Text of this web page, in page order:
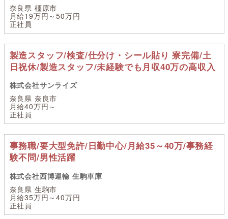
奈良県 橿原市
月給19万円～50万円
正社員
製造スタッフ/検査/仕分け・シール貼り 寮完備/土
日祝休/製造スタッフ/未経験でも月収40万の高収入
株式会社サンライズ
奈良県 奈良市
月給40万円～
正社員
事務職/要大型免許/日勤中心/月給35～40万/事務経
験不問/男性活躍
株式会社西博運輸 生駒車庫
奈良県 生駒市
月給35万円～40万円
正社員